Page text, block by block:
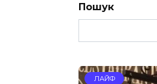
Пошук
ЛАЙФ